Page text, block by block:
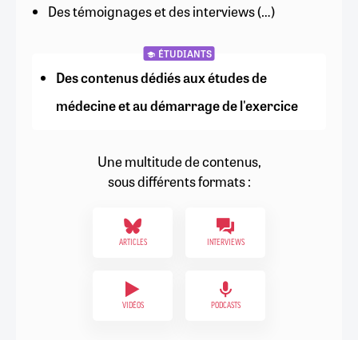
Des témoignages et des interviews (…)
ÉTUDIANTS
Des contenus dédiés aux études de
médecine et au démarrage de l'exercice
Une multitude de contenus,
sous différents formats :
ARTICLES INTERVIEWS
VIDÉOS PODCASTS